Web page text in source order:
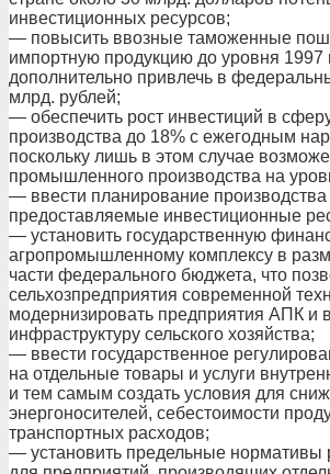
инвестиционных ресурсов;
— повысить ввозные таможенные
импортную продукцию до уровня 1997
дополнительно привлечь в
млрд. рублей;
— обеспечить рост инвестиций в
производства до 18% с ежегодным
поскольку лишь в этом случае
промышленного производства на
— ввести планирование производства
предоставляемые инвестиционные
— установить государственную
агропромышленному комплексу в
части федерального бюджета, что
сельхозпредприятия современной
модернизировать предприятия АПК и
инфраструктуру сельского хозяйства;
— ввести государственное
на отдельные товары и услуги
и тем самым создать условия для
энергоносителей, себестоимости
транспортных расходов;
— установить предельные нормативы